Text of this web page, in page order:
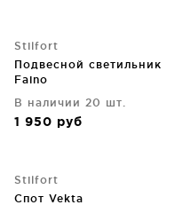
Stilfort
Подвесной светильник
Faino
В наличии 20 шт.
1 950 руб
Stilfort
Спот Vekta